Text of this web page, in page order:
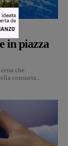
in piazza
che
consueta...